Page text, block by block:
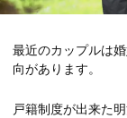
最近のカップルは
向があります。
戸籍制度が出来た